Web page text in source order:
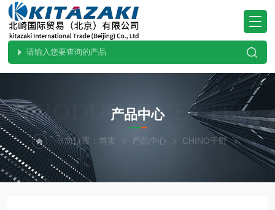
PRODUCTS CENTER
产品中心
当前位置： 首页 产品中心 CHINO千野